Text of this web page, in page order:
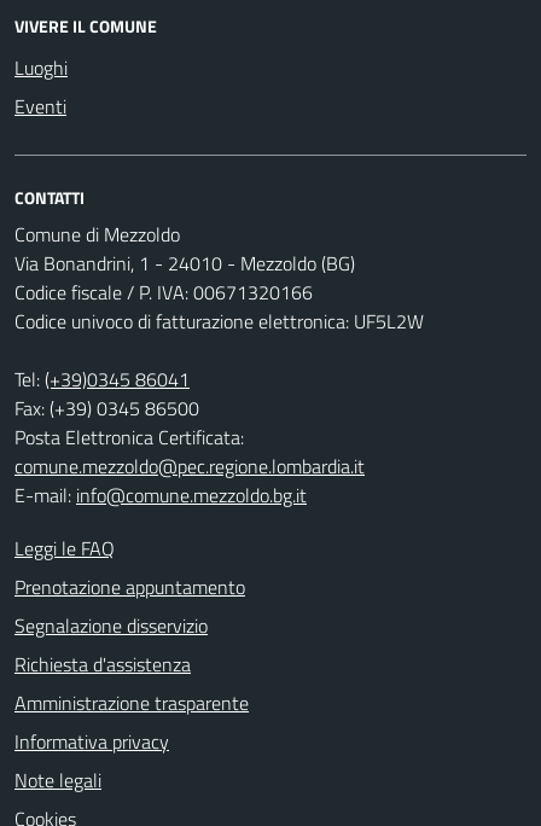
VIVERE IL COMUNE
Luoghi
Eventi
CONTATTI
Comune di Mezzoldo
Via Bonandrini, 1 - 24010 - Mezzoldo (BG)
Codice fiscale / P. IVA: 00671320166
Codice univoco di fatturazione elettronica: UF5L2W
Tel:(+39)0345 86041
Fax: (+39) 0345 86500
Posta Elettronica Certificata:
comune.mezzoldo@pec.regione.lombardia.it
E-mail: info@comune.mezzoldo.bg.it
Leggi le FAQ
Prenotazione appuntamento
Segnalazione disservizio
Richiesta d'assistenza
Amministrazione trasparente
Informativa privacy
Note legali
Cookies